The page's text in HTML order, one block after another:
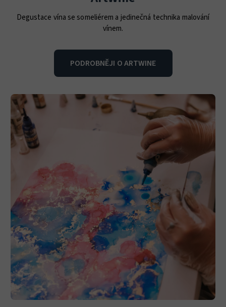
Degustace vína se someliérem a jedinečná technika malování
vínem.
PODROBNĚJI O ARTWINE